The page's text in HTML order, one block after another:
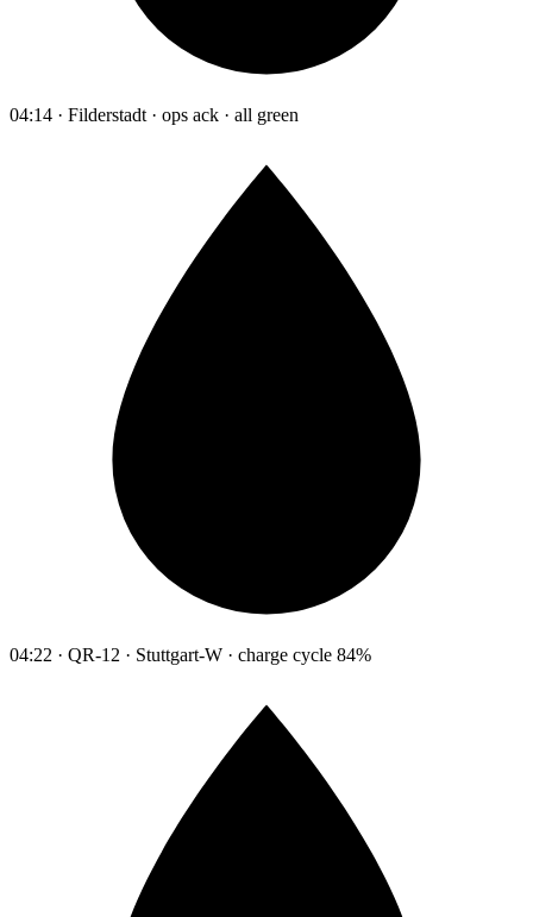
04:14 · Filderstadt · ops ack · all green
04:22 · QR-12 · Stuttgart-W · charge cycle 84%